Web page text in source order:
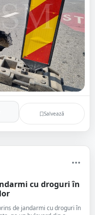
Salvează
cu droguri în
de jandarmi cu droguri în